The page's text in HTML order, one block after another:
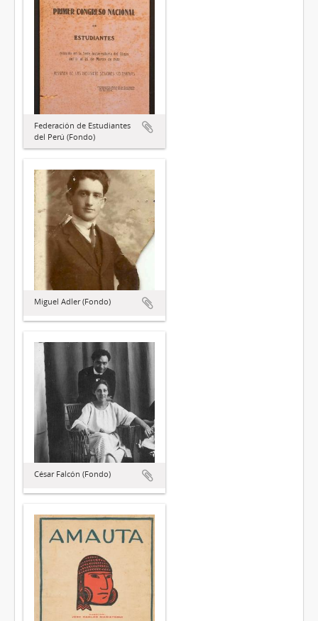
Federación de Estudiantes
del Perú (Fondo)
Miguel Adler (Fondo)
César Falcón (Fondo)